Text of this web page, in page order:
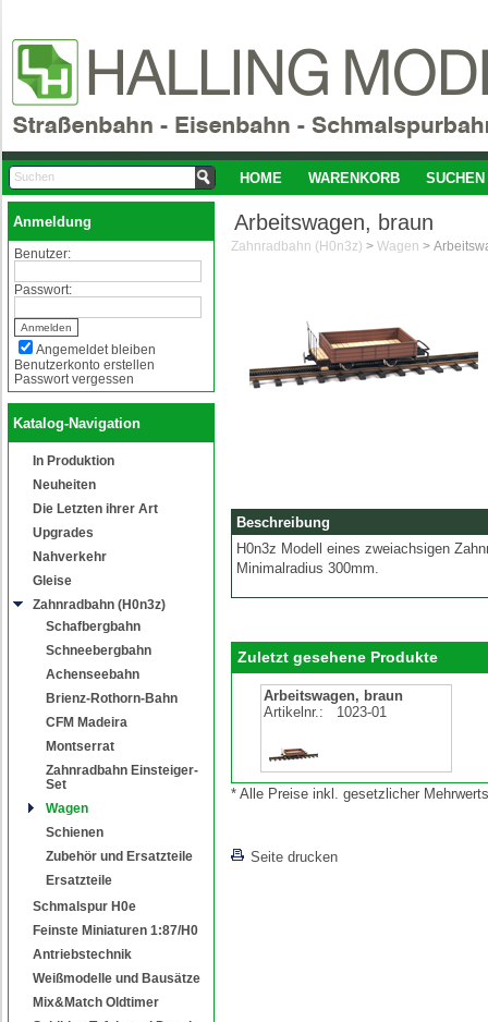
HOME WARENKORB SUCHEN
Anmeldung
Benutzer:
Passwort:
Angemeldet bleiben
Benutzerkonto erstellen
Passwort vergessen
Katalog-Navigation
In Produktion
Neuheiten
Die Letzten ihrer Art
Upgrades
Nahverkehr
Gleise
Zahnradbahn (H0n3z)
Schafbergbahn
Schneebergbahn
Achenseebahn
Brienz-Rothorn-Bahn
CFM Madeira
Montserrat
Zahnradbahn Einsteiger-
Set
Wagen
Schienen
Zubehör und Ersatzteile
Ersatzteile
Schmalspur H0e
Feinste Miniaturen 1:87/H0
Antriebstechnik
Weißmodelle und Bausätze
Mix&Match Oldtimer
Arbeitswagen, braun
Zahnradbahn (H0n3z) > Wagen >
Beschreibung
H0n3z Modell eines zweiachsigen
Minimalradius 300mm.
Zuletzt gesehene Produkte
Arbeitswagen, braun
Artikelnr.:
1023-01
* Alle Preise inkl. gesetzlicher
Seite drucken